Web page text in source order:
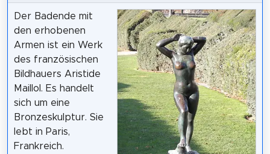
Der Badende mit
den erhobenen
Armen ist ein Werk
des französischen
Bildhauers Aristide
Maillol. Es handelt
sich um eine
Bronzeskulptur. Sie
lebt in Paris,
Frankreich.